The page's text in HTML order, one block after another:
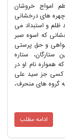
امواج خروشان
های درخشانی
و استبداد می
که اسوه صبر
و حق پرستی
ستاره
نام او در
جز سید علی
های منحرف،
ادامه مطلب